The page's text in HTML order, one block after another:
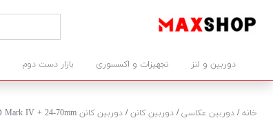
دوربین و لنز تجهیزات و اکسسوری بازار دست دوم
خانه/ دوربین عکاسی/ دوربین کانن/ دوربین کانن 5D Mark IV + 24-70mm